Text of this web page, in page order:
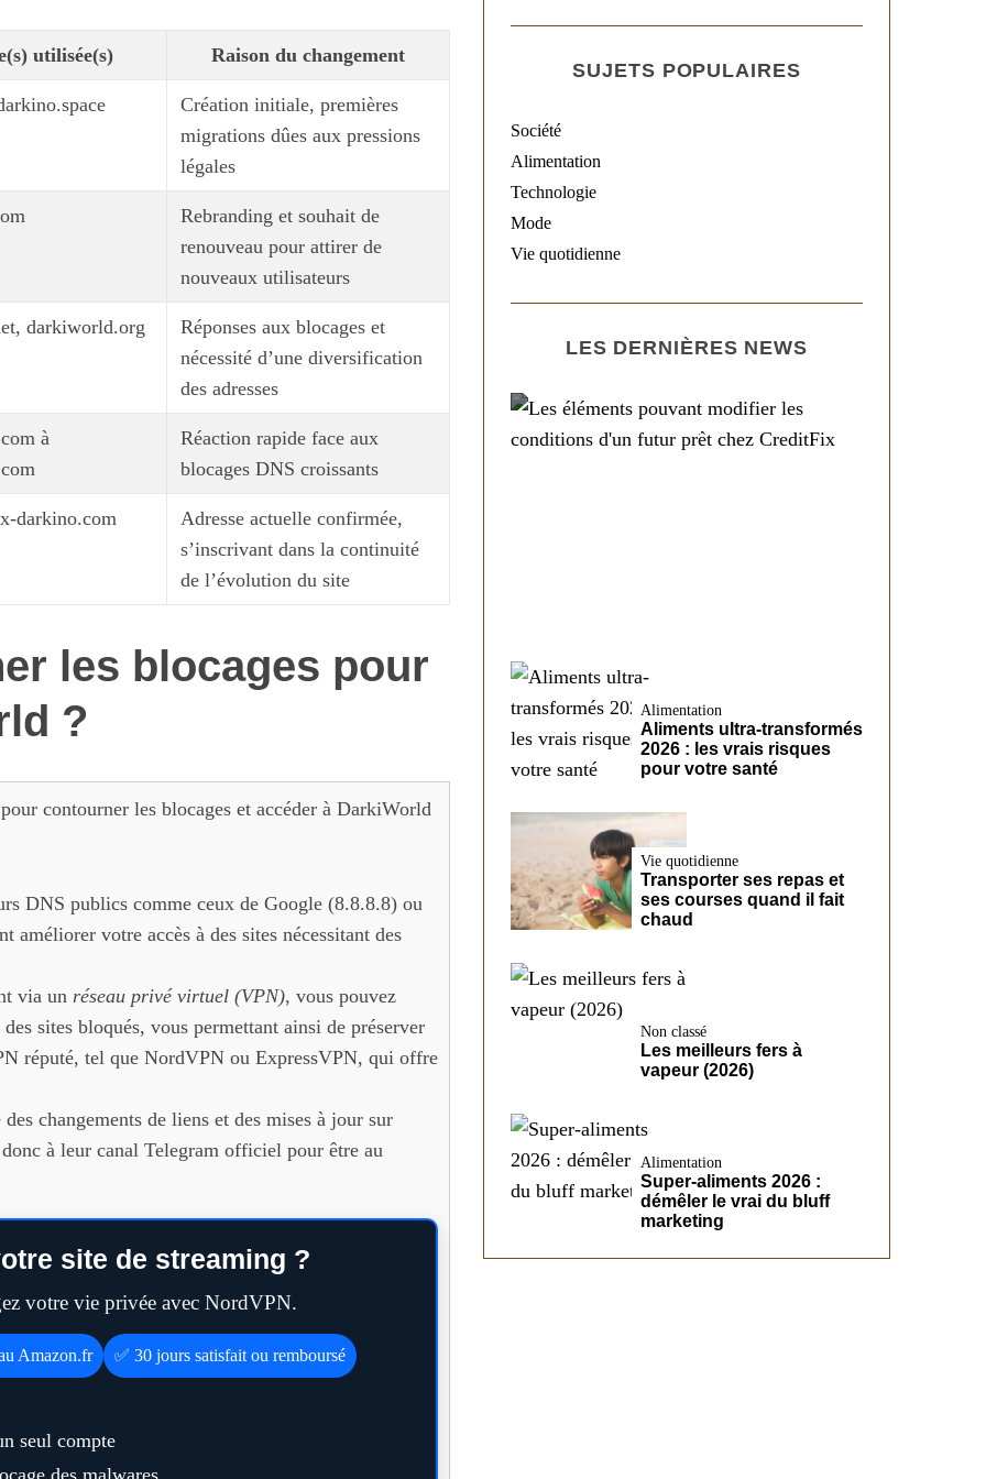
utilisée(s) Raison du changement
Création initiale, premières
migrations dûes aux pressions
légales
Rebranding et souhait de
renouveau pour attirer de
nouveaux utilisateurs
darkiworld.org
Réponses aux blocages et
nécessité d’une diversification
des adresses
à
Réaction rapide face aux
blocages DNS croissants
darkino.com
Adresse actuelle confirmée,
s’inscrivant dans la continuité
de l’évolution du site
les blocages pour
?
contourner les blocages et accéder à DarkiWorld
DNS publics comme ceux de Google (8.8.8.8) ou
votre accès à des sites nécessitant des
via un réseau privé virtuel (VPN), vous pouvez
sites bloqués, vous permettant ainsi de préserver
réputé, tel que NordVPN ou ExpressVPN, qui offre
changements de liens et des mises à jour sur
à leur canal Telegram officiel pour être au
site de streaming ?
votre vie privée avec NordVPN.
Amazon.fr ✅ 30 jours satisfait ou remboursé
seul compte
des malwares
SUJETS POPULAIRES
Société
Alimentation
Technologie
Mode
Vie quotidienne
LES DERNIÈRES NEWS
Société
Alimentation
Aliments ultra-transformés
2026 : les vrais risques
pour votre santé
Vie quotidienne
Transporter ses repas et
ses courses quand il fait
chaud
Non classé
Les meilleurs fers à
vapeur (2026)
Alimentation
Super-aliments 2026 :
démêler le vrai du bluff
marketing